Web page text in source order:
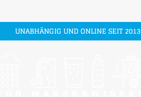
UNABHÄNGIG UND ONLINE SEIT 2013